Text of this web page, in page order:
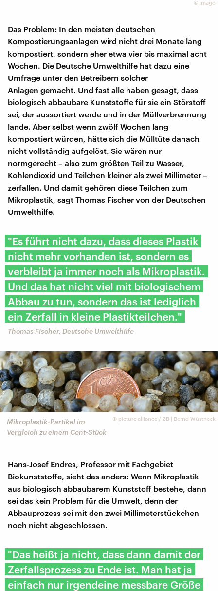
© imago
Das Problem: In den meisten deutschen
Kompostierungsanlagen wird nicht drei Monate lang
kompostiert, sondern eher etwa vier bis maximal acht
Wochen. Die Deutsche Umwelthilfe hat dazu eine
Umfrage unter den Betreibern solcher
Anlagen gemacht. Und fast alle haben gesagt, dass
biologisch abbaubare Kunststoffe für sie ein Störstoff
sei, der aussortiert werde und in der Müllverbrennung
lande. Aber selbst wenn zwölf Wochen lang
kompostiert würden, hätte sich die Mülltüte danach
nicht vollständig aufgelöst. Sie wären nur
normgerecht – also zum größten Teil zu Wasser,
Kohlendioxid und Teilchen kleiner als zwei Millimeter –
zerfallen. Und damit gehören diese Teilchen zum
Mikroplastik, sagt Thomas Fischer von der Deutschen
Umwelthilfe.
"Es führt nicht dazu, dass dieses Plastik
nicht mehr vorhanden ist, sondern es
verbleibt ja immer noch als Mikroplastik.
Und das hat nicht viel mit biologischem
Abbau zu tun, sondern das ist lediglich
ein Zerfall in kleine Plastikteilchen."
Thomas Fischer, Deutsche Umwelthilfe
© picture alliance / ZB | Bernd Wüstneck
Mikroplastik-Partikel im
Vergleich zu einem Cent-Stück
Hans-Josef Endres, Professor mit Fachgebiet
Biokunststoffe, sieht das anders: Wenn Mikroplastik
aus biologisch abbaubarem Kunststoff bestehe, dann
sei das kein Problem für die Umwelt, denn der
Abbauprozess sei mit den zwei Millimeterstückchen
noch nicht abgeschlossen.
"Das heißt ja nicht, dass dann damit der
Zerfallsprozess zu Ende ist. Man hat ja
einfach nur irgendeine messbare Größe